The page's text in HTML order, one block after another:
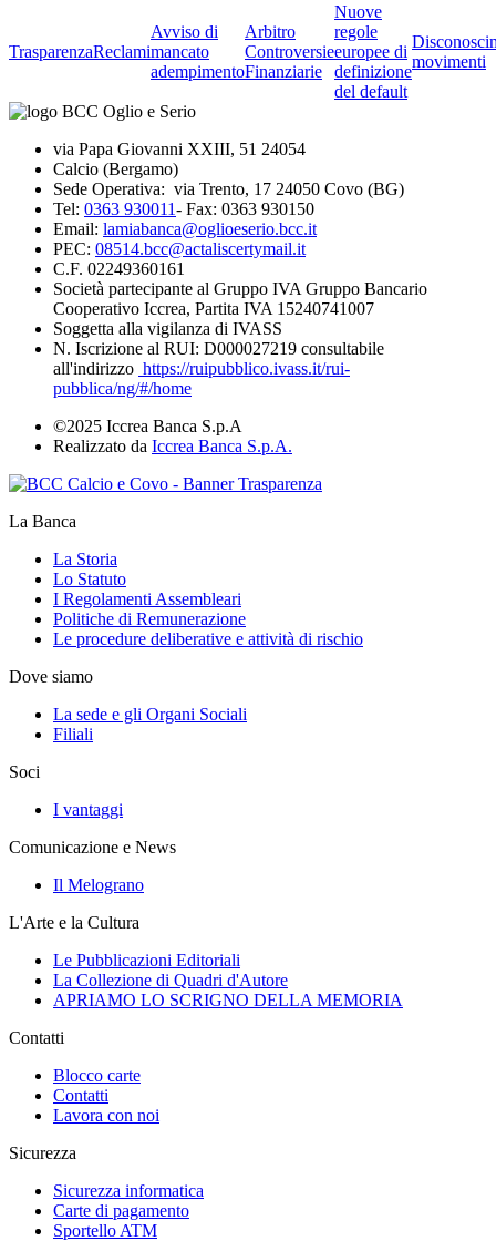
TrasparenzaReclami
Avviso di
mancato
adempimento
Arbitro
Controversie
Finanziarie
Nuove
regole
europee di
definizione
del default
movimenti
via Papa Giovanni XXIII, 51 24054
Calcio (Bergamo)
Sede Operativa: via Trento, 17 24050 Covo (BG)
Tel: 0363 930011- Fax: 0363 930150
Email: lamiabanca@oglioeserio.bcc.it
PEC: 08514.bcc@actaliscertymail.it
C.F. 02249360161
Società partecipante al Gruppo IVA Gruppo Bancario
Cooperativo Iccrea, Partita IVA 15240741007
Soggetta alla vigilanza di IVASS
N. Iscrizione al RUI: D000027219 consultabile
all'indirizzo https://ruipubblico.ivass.it/rui-
pubblica/ng/#/home
©2025 Iccrea Banca S.p.A
Realizzato da Iccrea Banca S.p.A.
La Banca
La Storia
Lo Statuto
I Regolamenti Assembleari
Politiche di Remunerazione
Le procedure deliberative e attività di rischio
Dove siamo
La sede e gli Organi Sociali
Filiali
Soci
I vantaggi
Comunicazione e News
Il Melograno
L'Arte e la Cultura
Le Pubblicazioni Editoriali
La Collezione di Quadri d'Autore
APRIAMO LO SCRIGNO DELLA MEMORIA
Contatti
Blocco carte
Contatti
Lavora con noi
Sicurezza
Sicurezza informatica
Carte di pagamento
Sportello ATM